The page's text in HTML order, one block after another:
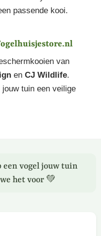
passende kooi.
van
en CJ Wildlife.
tuin een veilige
een vogel jouw tuin
het voor 💚